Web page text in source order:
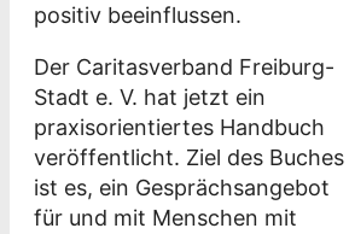
positiv beeinflussen.
Der Caritasverband Freiburg-
Stadt e. V. hat jetzt ein
praxisorientiertes Handbuch
veröffentlicht. Ziel des Buches
ist es, ein Gesprächsangebot
für und mit Menschen mit